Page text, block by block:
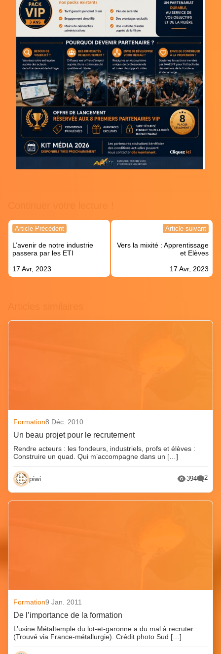
Navigation
l’article
Article Précédent
L’avenir de notre industrie
passera par les ETI
17 Avr, 2023
Article suivant
Vers la mixité : Apprentissage
et Elèves
17 Avr, 2023
Formation8 Déc. 2010
Un beau projet pour le recrutement
Rendre acteurs : les fondeurs, industriels, profs et élèves :
Construire un quad. Qui m’accompagne dans un […]
piwi 394 2
Formation9 Jan. 2011
De l’importance de la formation
L’usine Métaltemple du lot-et-garonne a du mal à recruter…
(Trouvé via France-métallurgie). Crédit photo Sud […]